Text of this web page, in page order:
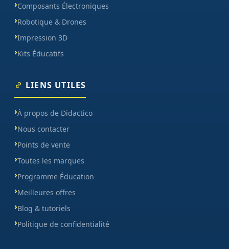
Composants Électroniques
Robotique & Drones
Impression 3D
Kits Éducatifs
LIENS UTILES
À propos de Didactico
Nous contacter
Points de vente
Toutes les marques
Programme Éducation
Meilleures offres
Blog & tutoriels
Politique de confidentialité